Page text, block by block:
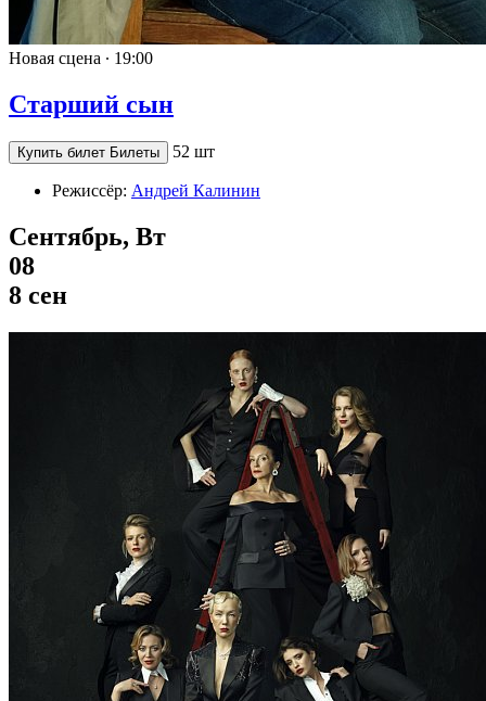
Новая сцена ∙ 19:00
Старший сын
Купить билет Билеты 52 шт
Режиссёр: Андрей Калинин
Сентябрь, Вт
08
8 сен